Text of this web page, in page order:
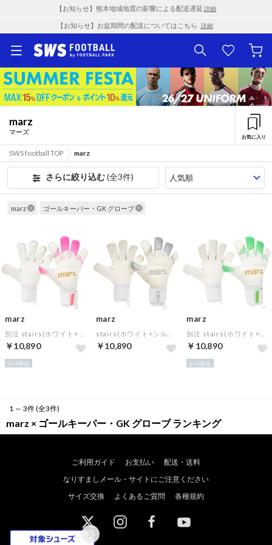
【お知らせ】熊本地域地震の影響による配送遅延 詳細
【お知らせ】お盆期間の配送についてはこちら 詳細
marz
マーズ
お気に入り
SWS football TOP marz
さらに絞り込む(全3件)
marz ゴールキーパー・GK グローブ
marz
￥10,890
SWS限定
marz
￥10,890
marz
￥10,890
SWS限定
1 ～ 3件 (全3件)
marz × ゴールキーパー・GK グローブ ランキング
ご利用ガイド お支払い
配送・送料
なりすましメール・サイトにご注意ください
サイズ交換
よくあるご質問 各種規約